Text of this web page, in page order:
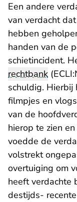
Een andere
van verdacht
hebben
handen van de
schietincident.
rechtbank
schuldig.
filmpjes en
van de
hierop te zien
voedde de
volstrekt
overtuiging om
heeft verdachte
destijds-